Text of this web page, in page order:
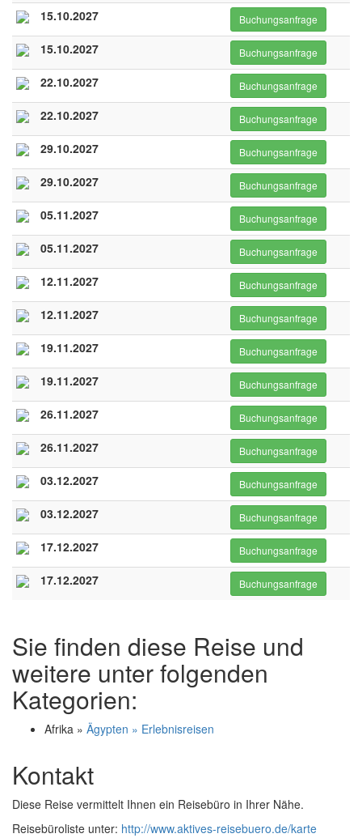
15.10.2027 Buchungsanfrage
15.10.2027 Buchungsanfrage
22.10.2027 Buchungsanfrage
22.10.2027 Buchungsanfrage
29.10.2027 Buchungsanfrage
29.10.2027 Buchungsanfrage
05.11.2027 Buchungsanfrage
05.11.2027 Buchungsanfrage
12.11.2027 Buchungsanfrage
12.11.2027 Buchungsanfrage
19.11.2027 Buchungsanfrage
19.11.2027 Buchungsanfrage
26.11.2027 Buchungsanfrage
26.11.2027 Buchungsanfrage
03.12.2027 Buchungsanfrage
03.12.2027 Buchungsanfrage
17.12.2027 Buchungsanfrage
17.12.2027 Buchungsanfrage
Sie finden diese Reise und
weitere unter folgenden
Kategorien:
Afrika » Ägypten » Erlebnisreisen
Kontakt
Diese Reise vermittelt Ihnen ein Reisebüro in Ihrer Nähe.
Reisebüroliste unter: http://www.aktives-reisebuero.de/karte